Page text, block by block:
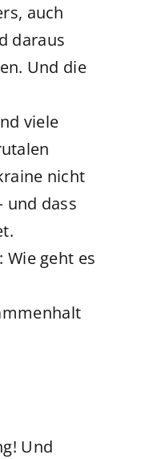
auch
daraus
Und die
viele
nicht
und dass
geht es
Und